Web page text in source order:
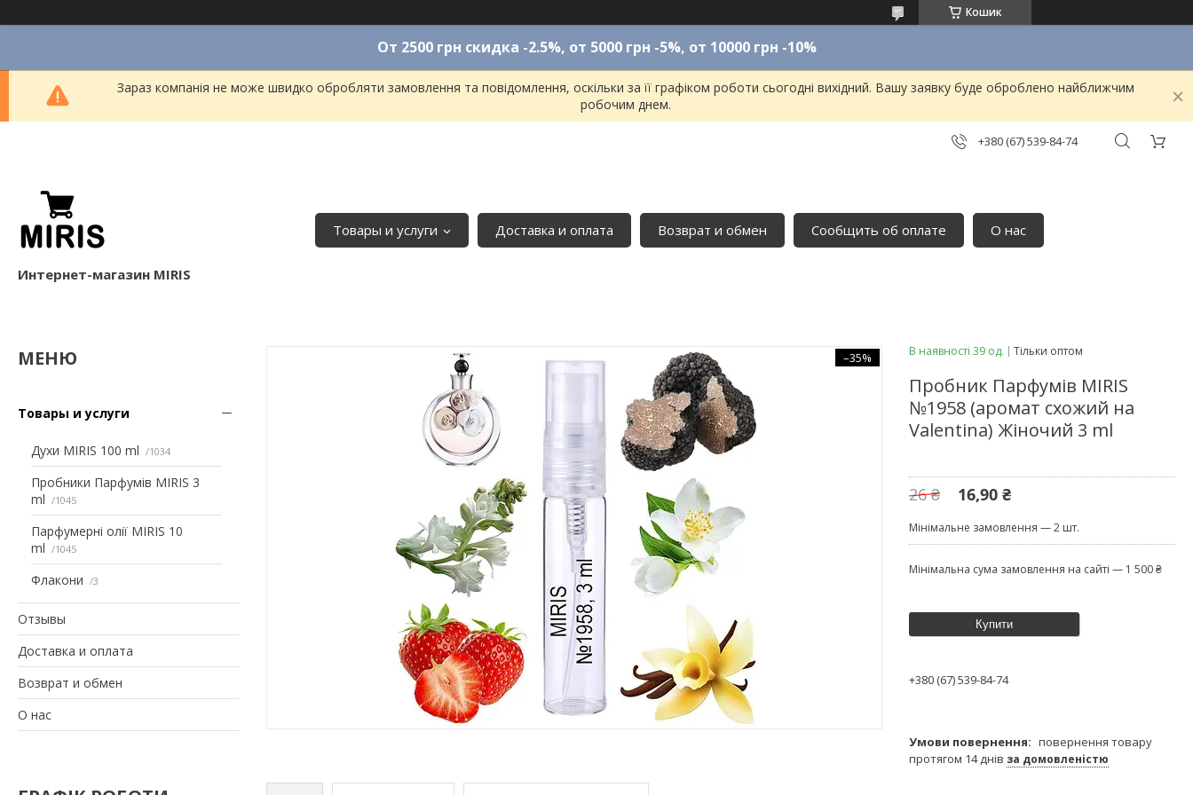
Кошик
От 2500 грн скидка -2.5%, от 5000 грн -5%, от 10000 грн -10%
Зараз компанія не може швидко обробляти замовлення та повідомлення, оскільки за її графіком роботи сьогодні вихідний. Вашу заявку буде оброблено найближчим
робочим днем.
+380 (67) 539-84-74
Интернет-магазин MIRIS
Товары и услуги Доставка и оплата Возврат и обмен Сообщить об оплате О нас
Товары и услуги
Духи MIRIS 100 ml 1034
Пробники Парфумів MIRIS 3
ml
1045
Парфумерні олії MIRIS 10
ml
1045
Флакони 3
Отзывы
Доставка и оплата
Возврат и обмен
О нас
–35% В наявності 39 од. Тільки оптом
Пробник Парфумів MIRIS
№1958 (аромат схожий на
Valentina) Жіночий 3 ml
26 ₴ 16,90 ₴
Мінімальне замовлення — 2 шт.
Мінімальна сума замовлення на сайті — 1 500 ₴
Купити
+380 (67) 539-84-74
повернення товару
протягом 14 днів за домовленістю